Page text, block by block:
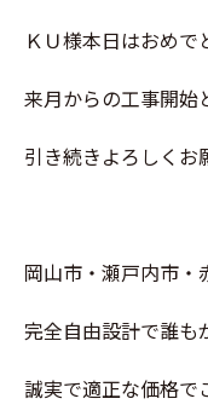
ＫＵ様本日はおめで
来月からの工事開始
引き続きよろしくお
岡山市・瀬戸内市・
完全自由設計で誰も
誠実で適正な価格で